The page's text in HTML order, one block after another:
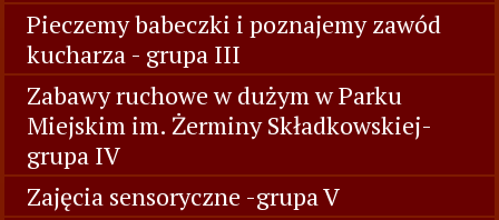
Pieczemy babeczki i poznajemy zawód
kucharza - grupa III
Zabawy ruchowe w dużym w Parku
Miejskim im. Żerminy Składkowskiej-
grupa IV
Zajęcia sensoryczne -grupa V